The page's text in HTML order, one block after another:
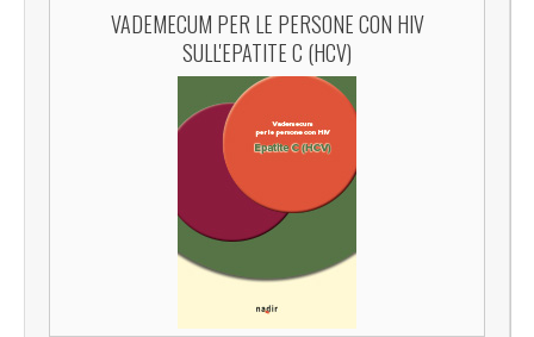
VADEMECUM PER LE PERSONE CON HIV
SULL'EPATITE C (HCV)